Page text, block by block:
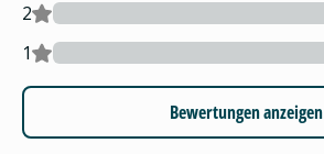
2
1
Bewertungen anzeigen